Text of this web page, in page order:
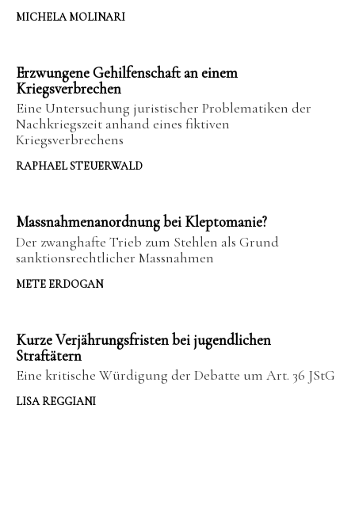
MICHELA MOLINARI
Erzwungene Gehilfenschaft an einem
Kriegsverbrechen
Eine Untersuchung juristischer Problematiken der
Nachkriegszeit anhand eines fiktiven
Kriegsverbrechens
RAPHAEL STEUERWALD
Massnahmenanordnung bei Kleptomanie?
Der zwanghafte Trieb zum Stehlen als Grund
sanktionsrechtlicher Massnahmen
METE ERDOGAN
Kurze Verjährungsfristen bei jugendlichen
Straftätern
Eine kritische Würdigung der Debatte um Art. 36 JStG
LISA REGGIANI